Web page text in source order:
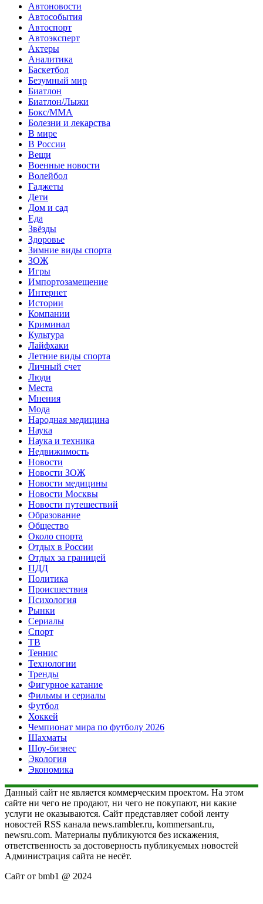
Автоновости
Автособытия
Автоспорт
Автоэксперт
Актеры
Аналитика
Баскетбол
Безумный мир
Биатлон
Биатлон/Лыжи
Бокс/MMA
Болезни и лекарства
В мире
В России
Вещи
Военные новости
Волейбол
Гаджеты
Дети
Дом и сад
Еда
Звёзды
Здоровье
Зимние виды спорта
ЗОЖ
Игры
Импортозамещение
Интернет
Истории
Компании
Криминал
Культура
Лайфхаки
Летние виды спорта
Личный счет
Люди
Места
Мнения
Мода
Народная медицина
Наука
Наука и техника
Недвижимость
Новости
Новости ЗОЖ
Новости медицины
Новости Москвы
Новости путешествий
Образование
Общество
Около спорта
Отдых в России
Отдых за границей
ПДД
Политика
Происшествия
Психология
Рынки
Сериалы
Спорт
ТВ
Теннис
Технологии
Тренды
Фигурное катание
Фильмы и сериалы
Футбол
Хоккей
Чемпионат мира по футболу 2026
Шахматы
Шоу-бизнес
Экология
Экономика
Данный сайт не является коммерческим проектом. На этом
сайте ни чего не продают, ни чего не покупают, ни какие
услуги не оказываются. Сайт представляет собой ленту
новостей RSS канала news.rambler.ru, kommersant.ru,
newsru.com. Материалы публикуются без искажения,
ответственность за достоверность публикуемых новостей
Администрация сайта не несёт.
Сайт от bmb1 @ 2024